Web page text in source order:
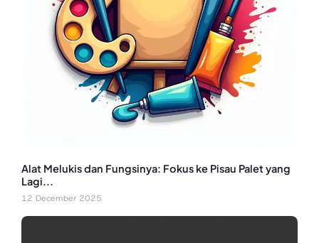
Alat Melukis dan Fungsinya: Fokus ke Pisau Palet yang
Lagi...
12 December 2025